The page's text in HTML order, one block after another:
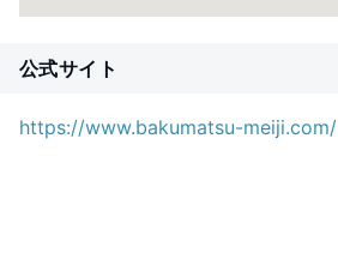
公式サイト
https://www.bakumatsu-meiji.com/